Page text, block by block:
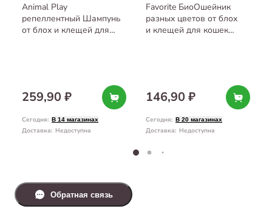
Animal Play
репеллентный Шампунь
от блох и клещей для
259,90 ₽
Сегодня: В 14 магазинах
Доставка: Недоступна
Favorite БиоОшейник
разных цветов от блох
и клещей для кошек
146,90 ₽
Сегодня: В 20 магазинах
Доставка: Недоступна
Обратная связь